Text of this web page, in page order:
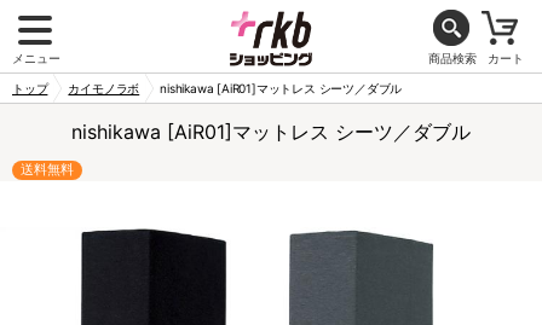
メニュー 商品検索 カート
トップ カイモノラボ nishikawa [AiR01]マットレス シーツ／ダブル
nishikawa [AiR01]マットレス シーツ／ダブル
送料無料